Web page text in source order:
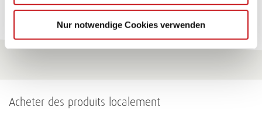
Nur notwendige Cookies verwenden
Acheter des produits localement